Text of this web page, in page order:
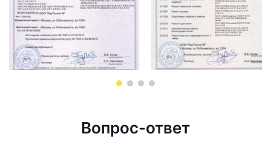
Вопрос-ответ